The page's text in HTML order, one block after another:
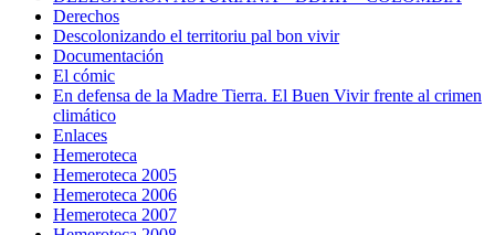
Derechos
Descolonizando el territoriu pal bon vivir
Documentación
El cómic
En defensa de la Madre Tierra. El Buen Vivir frente al crimen
climático
Enlaces
Hemeroteca
Hemeroteca 2005
Hemeroteca 2006
Hemeroteca 2007